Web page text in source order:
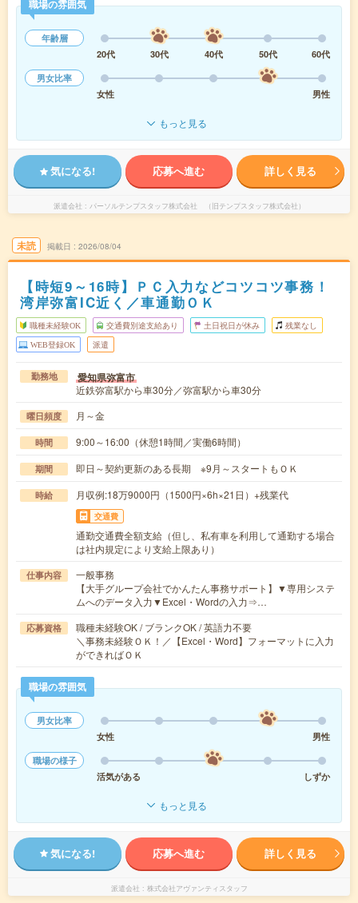
職場の雰囲気
年齢層
20代
30代 40代 50代
60代
男女比率
女性
男性
もっと見る
気になる! 応募へ進む 詳しく見る
派遣会社 パーソルテンプスタッフ株式会社 （旧テンプスタッフ株式会社）
未読 掲載日 2026/08/04
【時短9～16時】ＰＣ入力などコツコツ事務！
湾岸弥富IC近く／車通勤ＯＫ
職種未経験OK 交通費別途支給あり 土日祝日が休み 残業なし
WEB登録OK 派遣
勤務地 愛知県弥富市
近鉄弥富駅から車30分／弥富駅から車30分
曜日頻度 月～金
時間 9:00～16:00（休憩1時間／実働6時間）
期間 即日～契約更新のある長期 ※9月～スタートもＯＫ
時給 月収例:18万9000円（1500円×6h×21日）+残業代
交通費
通勤交通費全額支給（但し、私有車を利用して通勤する場合
は社内規定により支給上限あり）
仕事内容
一般事務
【大手グループ会社でかんたん事務サポート】▼専用システ
ムへのデータ入力▼Excel・Wordの入力⇒…
応募資格
職種未経験OK / ブランクOK / 英語力不要
＼事務未経験ＯＫ！／【Excel・Word】フォーマットに入力
ができればＯＫ
職場の雰囲気
男女比率
女性
男性
職場の様子
活気がある
しずか
もっと見る
気になる! 応募へ進む 詳しく見る
派遣会社 株式会社アヴァンティスタッフ